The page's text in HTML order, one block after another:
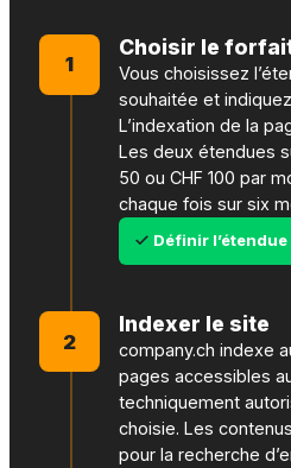
1
Choisir le
Vous choisissez
souhaitée et
L’indexation de la
Les deux étendues
50 ou CHF 100 par
chaque fois sur six
Définir
2
Indexer le site
company.ch indexe
pages accessibles
techniquement
choisie. Les
pour la recherche